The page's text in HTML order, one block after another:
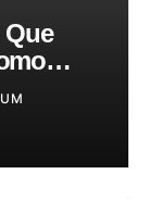
Que